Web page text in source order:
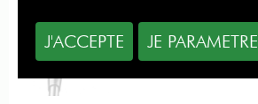
Da
1,00€
J'ACCEPTE JE PARAMETRE